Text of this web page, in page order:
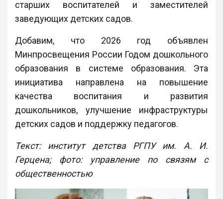
старших воспитателей и заместителей
заведующих детских садов.
Добавим, что 2026 год объявлен
Минпросвещения России Годом дошкольного
образования в системе образования. Эта
инициатива направлена на повышение
качества воспитания и развития
дошкольников, улучшение инфраструктуры
детских садов и поддержку педагогов.
Текст: институт детства РГПУ им. А. И.
Герцена; фото: управление по связям с
общественностью